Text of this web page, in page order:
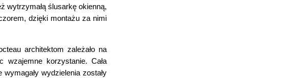
wytrzymałą ślusarkę okienną,
dzięki montażu za nimi
architektom zależało na
wzajemne korzystanie. Cała
wydzielenia zostały